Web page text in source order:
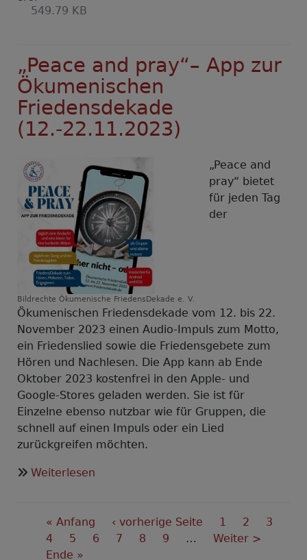
549.79 KB
„Peace and pray“– App zur
Ökumenischen
Friedensdekade
(12.-22.11.2023)
Bildrechte Ökumenische FriedensDekade e. V.
„Peace and
pray“ bietet
für jeden Tag
der
Ökumenischen Friedensdekade vom 12. bis 22.
November 2023 einen Audio-Impuls zum Motto,
ein Friedenslied sowie die Friedensgebete zum
Hören und Nachlesen. Die App kann ab Ende
Oktober 2023 kostenfrei in den Apple- und
Google-Stores geladen werden. Sie ist für
Einzelne ebenso nutzbar wie für Gruppen, die
schnell auf einen Impuls oder ein Lied
zurückgreifen möchten.
Weiterlesen
pray“–
App
Seitennummerierung
First
page
« Anfang
Vorherige
Seite
‹ vorherige Seite Seite
1 Seite
2 Seite
3
Aktuelle
Seite
4 Seite
5 Seite
6 Seite
7 Seite
8 Seite
9 …
Nächste
Weiter >
Last
Ende »